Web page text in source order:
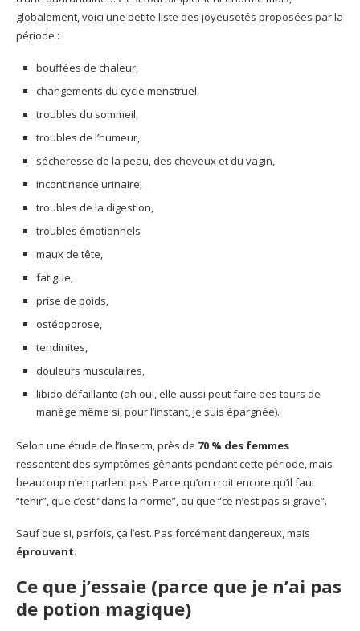
globalement, voici une petite liste des joyeusetés proposées par la
période :
bouffées de chaleur,
changements du cycle menstruel,
troubles du sommeil,
troubles de l’humeur,
sécheresse de la peau, des cheveux et du vagin,
incontinence urinaire,
troubles de la digestion,
troubles émotionnels
maux de tête,
fatigue,
prise de poids,
ostéoporose,
tendinites,
douleurs musculaires,
libido défaillante (ah oui, elle aussi peut faire des tours de
manège même si, pour l’instant, je suis épargnée).
Selon une étude de l’Inserm, près de 70 % des femmes
ressentent des symptômes gênants pendant cette période, mais
beaucoup n’en parlent pas. Parce qu’on croit encore qu’il faut
“tenir”, que c’est “dans la norme”, ou que “ce n’est pas si grave”.
Sauf que si, parfois, ça l’est. Pas forcément dangereux, mais
éprouvant.
Ce que j’essaie (parce que je n’ai pas
de potion magique)